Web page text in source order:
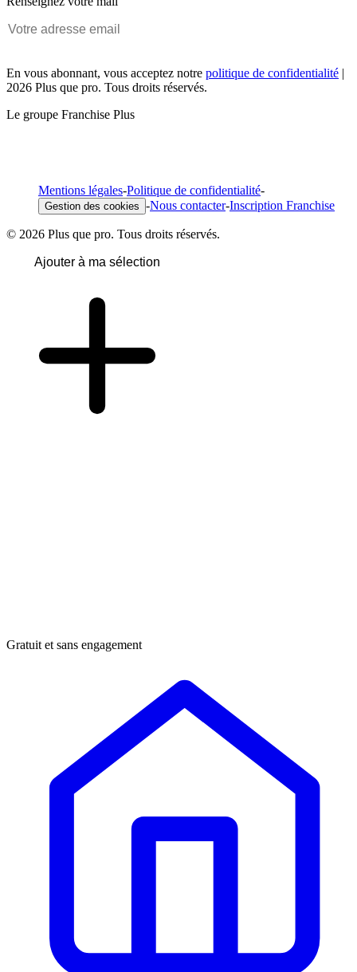
En vous abonnant, vous acceptez notre politique de confidentialité |
2026 Plus que pro. Tous droits réservés.
Le groupe Franchise Plus
Mentions légales-Politique de confidentialité-
Gestion des cookies -Nous contacter-Inscription Franchise
© 2026 Plus que pro. Tous droits réservés.
Ajouter à ma sélection
Gratuit et sans engagement